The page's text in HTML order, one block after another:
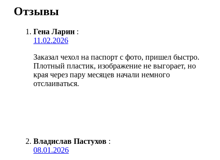
Отзывы
Гена Ларин :
11.02.2026
Заказал чехол на паспорт с фото, пришел быстро.
Плотный пластик, изображение не выгорает, но
края через пару месяцев начали немного
отслаиваться.
Владислав Пастухов :
08.01.2026